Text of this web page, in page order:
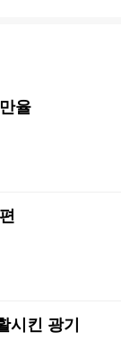
율
시킨 광기